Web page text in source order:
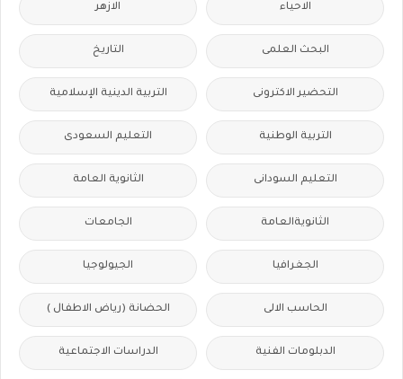
الاحياء الازهر
البحث العلمى التاريخ
التحضير الاكترونى التربية الدينية الإسلامية
التربية الوطنية التعليم السعودى
التعليم السودانى الثانوية العامة
الثانويةالعامة الجامعات
الجغرافيا الجيولوجيا
الحاسب الالى الحضانة (رياض الاطفال )
الدبلومات الفنية الدراسات الاجتماعية